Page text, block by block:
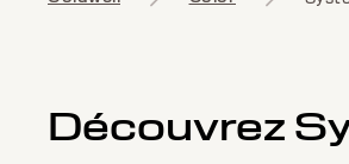
Découvrez